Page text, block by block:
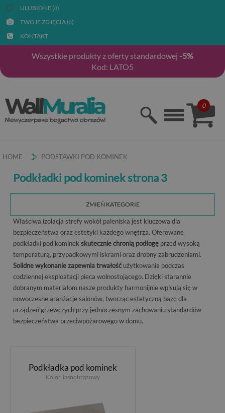
ULUBIONE (0)
TWOJE ZDJĘCIA (0)
KONTAKT
Wszystkie produkty z oferty standardowej -5%
Kod: LATO5
0
HOME PODSTAWKI POD KOMINEK
Podkładki pod kominek strona 3
ZMIEŃ KATEGORIE
Właściwa izolacja strefy wokół paleniska jest kluczowa dla
bezpieczeństwa oraz estetyki każdego wnętrza. Oferowane
podkładki pod kominek skutecznie chronią podłogę przed wysoką
temperaturą, przypadkowymi iskrami oraz drobny zabrudzeniami.
Solidne wykonanie zapewnia trwałość użytkowania podczas
codziennej eksploatacji pieca wolnostojącego. Dzięki starannie
dobranym materiałom nasze produkty harmonijnie wpisują się w
nowoczesne aranżacje salonów, tworząc estetyczną bazę dla
urządzeń grzewczych przy jednoczesnym zachowaniu standardów
bezpieczeństwa przeciwpożarowego w domu.
Podkładka pod kominek
Kolor Jasnobrązowy